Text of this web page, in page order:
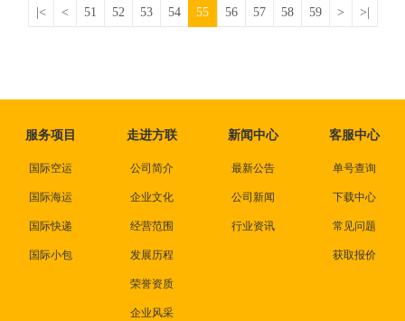
|< < 51 52 53 54 55 56 57 58 59 > >|
服务项目
国际空运
国际海运
国际快递
国际小包
走进方联
公司简介
企业文化
经营范围
发展历程
荣誉资质
企业风采
新闻中心
最新公告
公司新闻
行业资讯
客服中心
单号查询
下载中心
常见问题
获取报价